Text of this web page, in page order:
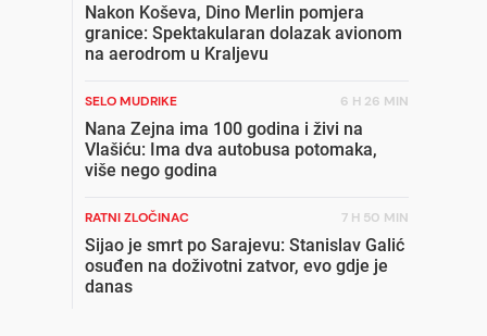
Nakon Koševa, Dino Merlin pomjera
granice: Spektakularan dolazak avionom
na aerodrom u Kraljevu
SELO MUDRIKE 6 H 26 MIN
Nana Zejna ima 100 godina i živi na
Vlašiću: Ima dva autobusa potomaka,
više nego godina
RATNI ZLOČINAC 7 H 50 MIN
Sijao je smrt po Sarajevu: Stanislav Galić
osuđen na doživotni zatvor, evo gdje je
danas